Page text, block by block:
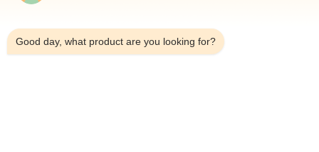
Good day, what product are you looking for?